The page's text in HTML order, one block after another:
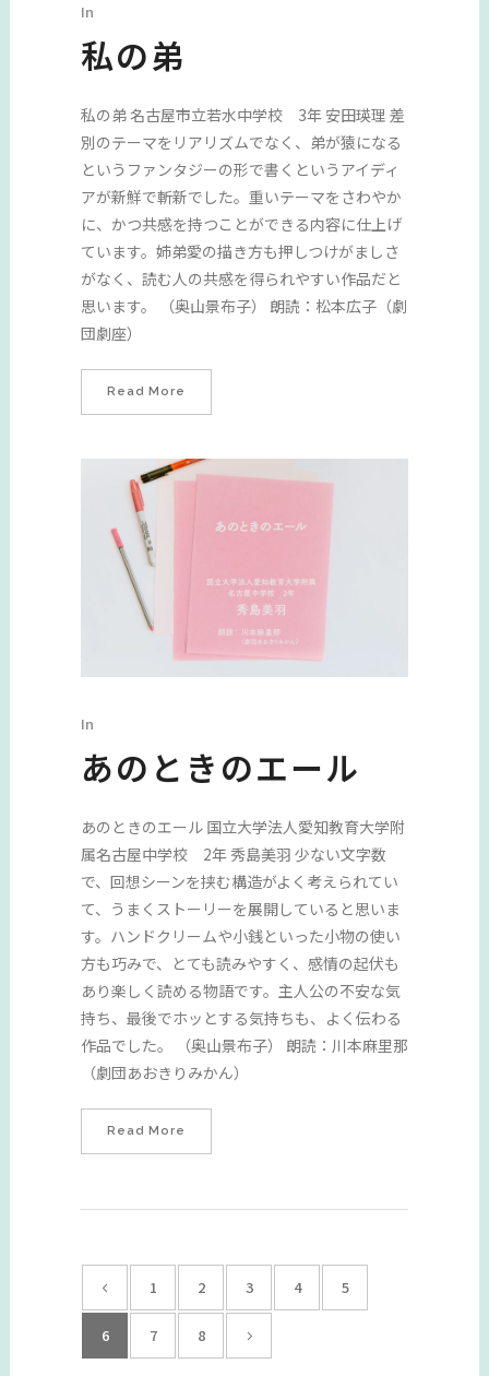
In
私の弟
私の弟 名古屋市立若水中学校 3年 安田瑛理 差
別のテーマをリアリズムでなく、弟が猿になる
というファンタジーの形で書くというアイディ
アが新鮮で斬新でした。重いテーマをさわやか
に、かつ共感を持つことができる内容に仕上げ
ています。姉弟愛の描き方も押しつけがましさ
がなく、読む人の共感を得られやすい作品だと
思います。 （奥山景布子） 朗読：松本広子（劇
団劇座）
Read More
In
あのときのエール
あのときのエール 国立大学法人愛知教育大学附
属名古屋中学校 2年 秀島美羽 少ない文字数
で、回想シーンを挟む構造がよく考えられてい
て、うまくストーリーを展開していると思いま
す。ハンドクリームや小銭といった小物の使い
方も巧みで、とても読みやすく、感情の起伏も
あり楽しく読める物語です。主人公の不安な気
持ち、最後でホッとする気持ちも、よく伝わる
作品でした。 （奥山景布子） 朗読：川本麻里那
（劇団あおきりみかん）
Read More
1 2 3 4 5
6 7 8